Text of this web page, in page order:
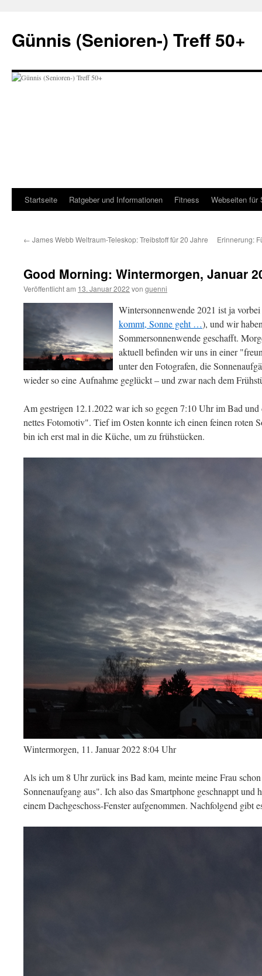
springen
Günnis (Senioren-) Treff 50+
Startseite Ratgeber und Informationen Fitness Webseiten für
← James Webb Weltraum-Teleskop: Treibstoff für 20 Jahre Erinnerung:
Good Morning: Wintermorgen, Januar
Veröffentlicht am 13. Januar 2022 von guenni
Wintersonnenwende 2021 ist ja
kommt, Sonne geht …), und wir
Sommersonnenwende geschafft.
aktuell befinden wir uns in einer
unter den Fotografen, die
wieder so eine Aufnahme geglückt – und zwar nach dem
Am gestrigen 12.1.2022 war ich so gegen 7:10 Uhr im Bad und
nettes Fotomotiv". Tief im Osten konnte ich einen feinen roten
bin ich erst mal in die Küche, um zu frühstücken.
Wintermorgen, 11. Januar 2022 8:04 Uhr
Als ich um 8 Uhr zurück ins Bad kam, meinte meine Frau
Sonnenaufgang aus". Ich also das Smartphone geschnappt und
einem Dachgeschoss-Fenster aufgenommen. Nachfolgend gibt